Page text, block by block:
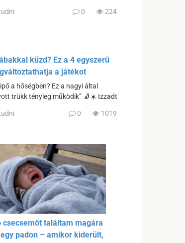
0 224
küzd? Ez a 4 egyszerű
a játékot
a hőségben? Ez a nagyi által
trükk tényleg működik” 🧦☀️ Izzadt
0 1019
csecsemőt találtam magára
padon – amikor kiderült,